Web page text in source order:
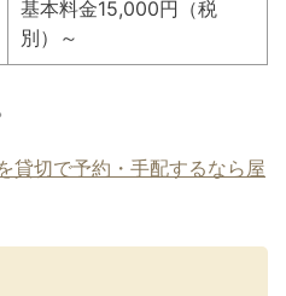
基本料金15,000円（税
別）～
貸切で予約・手配するなら屋